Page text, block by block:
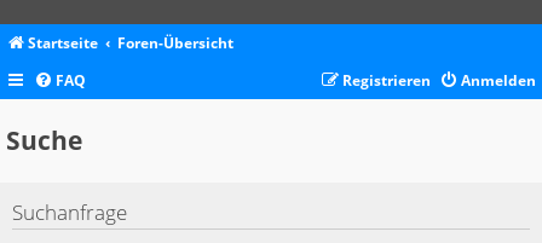
Startseite
Foren-Übersicht
FAQ
Anmelden
Registrieren
Suche
Suchanfrage